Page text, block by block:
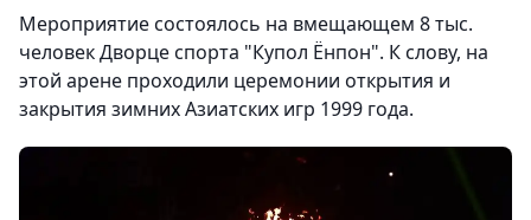
Мероприятие состоялось на вмещающем 8 тыс.
человек Дворце спорта "Купол Ёнпон". К слову, на
этой арене проходили церемонии открытия и
закрытия зимних Азиатских игр 1999 года.